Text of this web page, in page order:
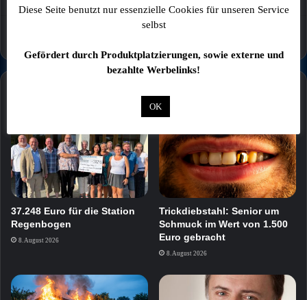
37.248 Euro für die Station
Regenbogen
8. August 2026
Trickdiebstahl: Senior um
Schmuck im Wert von 1.500
Euro gebracht
8. August 2026
Diese Seite benutzt nur essenzielle Cookies für unseren Service
selbst
Gefördert durch Produktplatzierungen, sowie externe und
bezahlte Werbelinks!
OK